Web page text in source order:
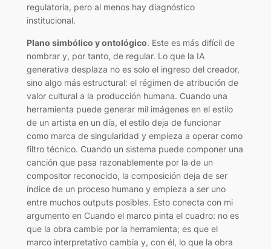
regulatoria, pero al menos hay diagnóstico
institucional.
Plano simbólico y ontológico. Este es más difícil de
nombrar y, por tanto, de regular. Lo que la IA
generativa desplaza no es solo el ingreso del creador,
sino algo más estructural: el régimen de atribución de
valor cultural a la producción humana. Cuando una
herramienta puede generar mil imágenes en el estilo
de un artista en un día, el estilo deja de funcionar
como marca de singularidad y empieza a operar como
filtro técnico. Cuando un sistema puede componer una
canción que pasa razonablemente por la de un
compositor reconocido, la composición deja de ser
índice de un proceso humano y empieza a ser uno
entre muchos outputs posibles. Esto conecta con mi
argumento en Cuando el marco pinta el cuadro: no es
que la obra cambie por la herramienta; es que el
marco interpretativo cambia y, con él, lo que la obra